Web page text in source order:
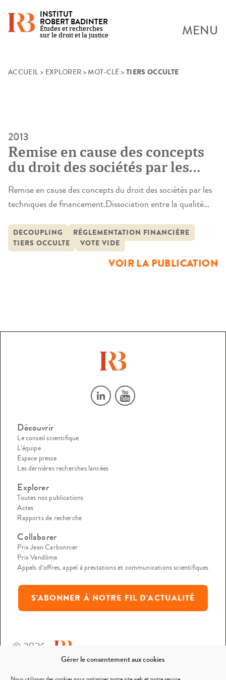
Gérer le consentement aux cookies
Skip
INSTITUT
ROBERT BADINTER
Études et recherches
sur le droit et la justice
MENU
ACCUEIL > EXPLORER >MOT-CLÉ > TIERS OCCULTE
2013
Remise en cause des concepts
du droit des sociétés par les
techniques de financement. Le
cas de « l’empty voting »
Remise en cause des concepts du droit des sociétés par les
techniques de financement.Dissociation entre la qualité
ownership) Le droit de vote est la source principale du
pouvoir de l’actionnaire. Il est originellement conçu comme
la contrepartie du risque en capital pris par les actionnaires.
DECOUPLING
RÉGLEMENTATION FINANCIÈRE
TIERS OCCULTE
VOTE VIDE
VOIR LA PUBLICATION
Découvrir
Le conseil scientifique
L’équipe
Espace presse
Les dernières recherches lancées
Explorer
Toutes nos publications
Actes
Rapports de recherche
Collaborer
Prix Jean Carbonnier
Prix Vendôme
Appels d’offres, appel à prestations et communications scientifiques
S'ABONNER À NOTRE FIL D'ACTUALITÉ
© 2026